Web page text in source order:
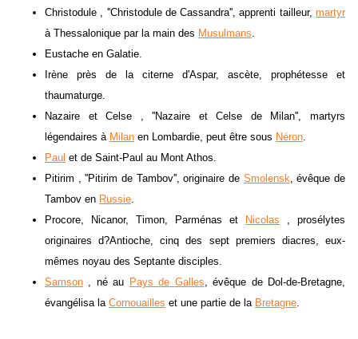
Christodule , ''Christodule de Cassandra'', apprenti tailleur, martyr
à Thessalonique par la main des Musulmans.
Eustache en Galatie.
Irène près de la citerne d'Aspar, ascète, prophétesse et
thaumaturge.
Nazaire et Celse , ''Nazaire et Celse de Milan'', martyrs
légendaires à Milan en Lombardie, peut être sous Néron.
Paul et de Saint-Paul au Mont Athos.
Pitirim , ''Pitirim de Tambov'', originaire de Smolensk, évêque de
Tambov en Russie.
Procore, Nicanor, Timon, Parménas et
Nicolas , prosélytes
originaires d?Antioche, cinq des sept premiers diacres, eux-
mêmes noyau des Septante disciples.
Samson , né au Pays de Galles, évêque de Dol-de-Bretagne,
évangélisa la Cornouailles et une partie de la Bretagne.